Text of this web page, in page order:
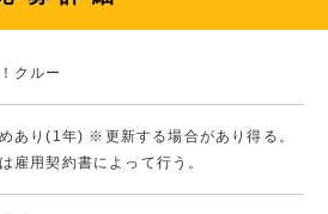
クルー
あり(1年) ※更新する場合があり得る。
雇用契約書によって行う。